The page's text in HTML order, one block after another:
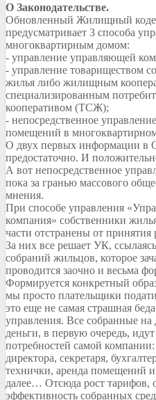
О Законодательстве.
Обновленный Жилищный
предусматривает 3 способа
многоквартирным домом:
- управление управляющей
- управление товариществом
жилья либо жилищным
специализированным
кооперативом (ТСЖ);
- непосредственное
помещений в
О двух первых информации
предостаточно. И
А вот непосредственное
пока за гранью массового
мнения.
При способе управления
компания» собственники
части отстранены от
За них все решает УК,
собраний жильцов, которое
проводится заочно и весьма
Формируется конкретный
мы просто плательщики
это еще не самая страшная
управления. Все собранные
деньги, в первую очередь,
потребностей самой
директора, секретаря,
технички, аренда помещений и
далее… Отсюда рост тарифов,
эффективность собранных